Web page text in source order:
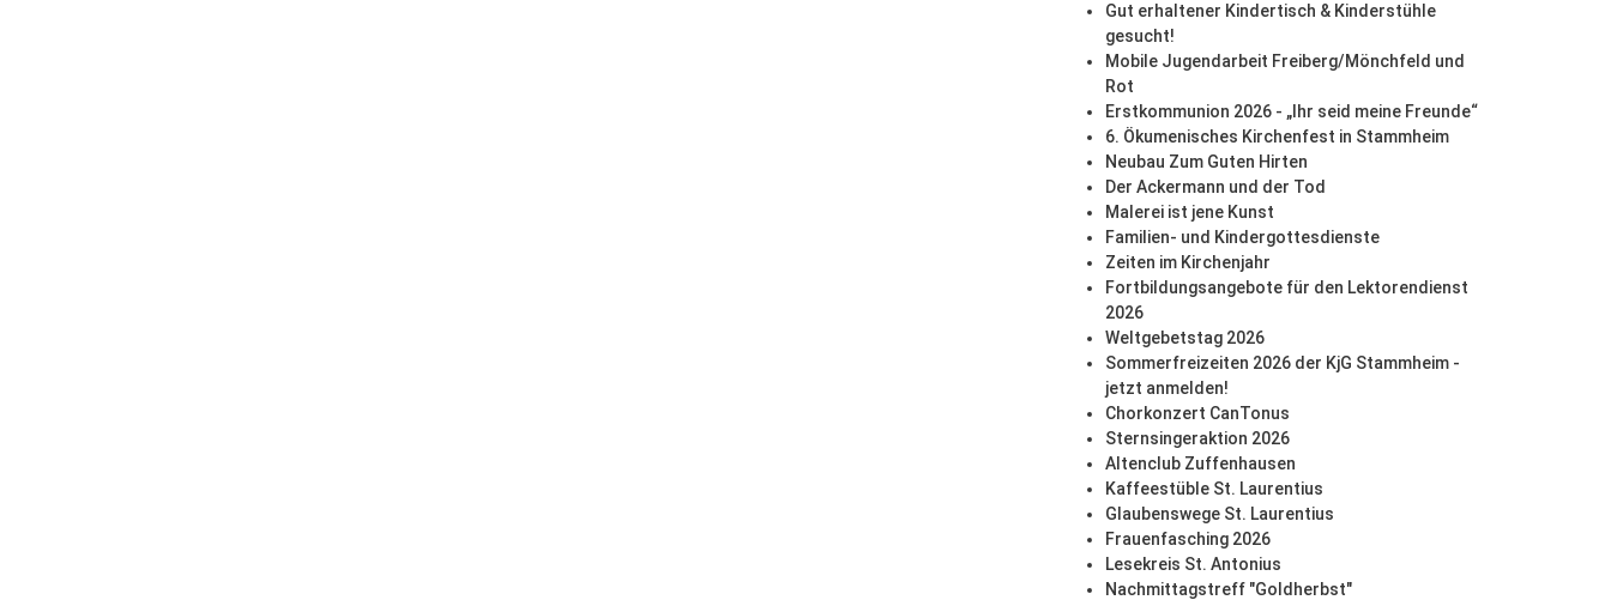
Gut erhaltener Kindertisch & Kinderstühle
gesucht!
Mobile Jugendarbeit Freiberg/Mönchfeld und
Rot
Erstkommunion 2026 - „Ihr seid meine Freunde“
6. Ökumenisches Kirchenfest in Stammheim
Neubau Zum Guten Hirten
Der Ackermann und der Tod
Malerei ist jene Kunst
Familien- und Kindergottesdienste
Zeiten im Kirchenjahr
Fortbildungsangebote für den Lektorendienst
2026
Weltgebetstag 2026
Sommerfreizeiten 2026 der KjG Stammheim -
jetzt anmelden!
Chorkonzert CanTonus
Sternsingeraktion 2026
Altenclub Zuffenhausen
Kaffeestüble St. Laurentius
Glaubenswege St. Laurentius
Frauenfasching 2026
Lesekreis St. Antonius
Nachmittagstreff "Goldherbst"